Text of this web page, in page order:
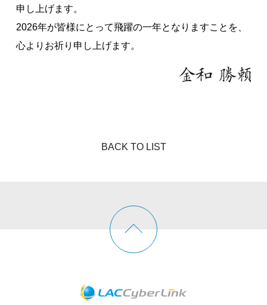
申し上げます。
2026年が皆様にとって飛躍の一年となりますことを、
心よりお祈り申し上げます。
BACK TO LIST